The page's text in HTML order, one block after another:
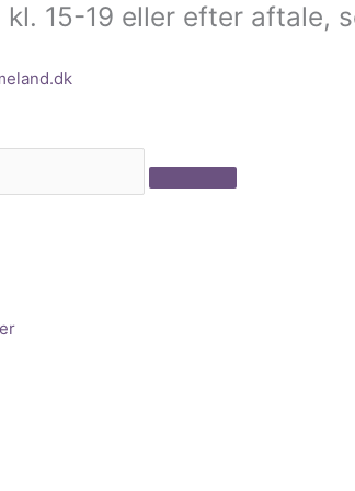
kl. 15-19 eller efter aftale,